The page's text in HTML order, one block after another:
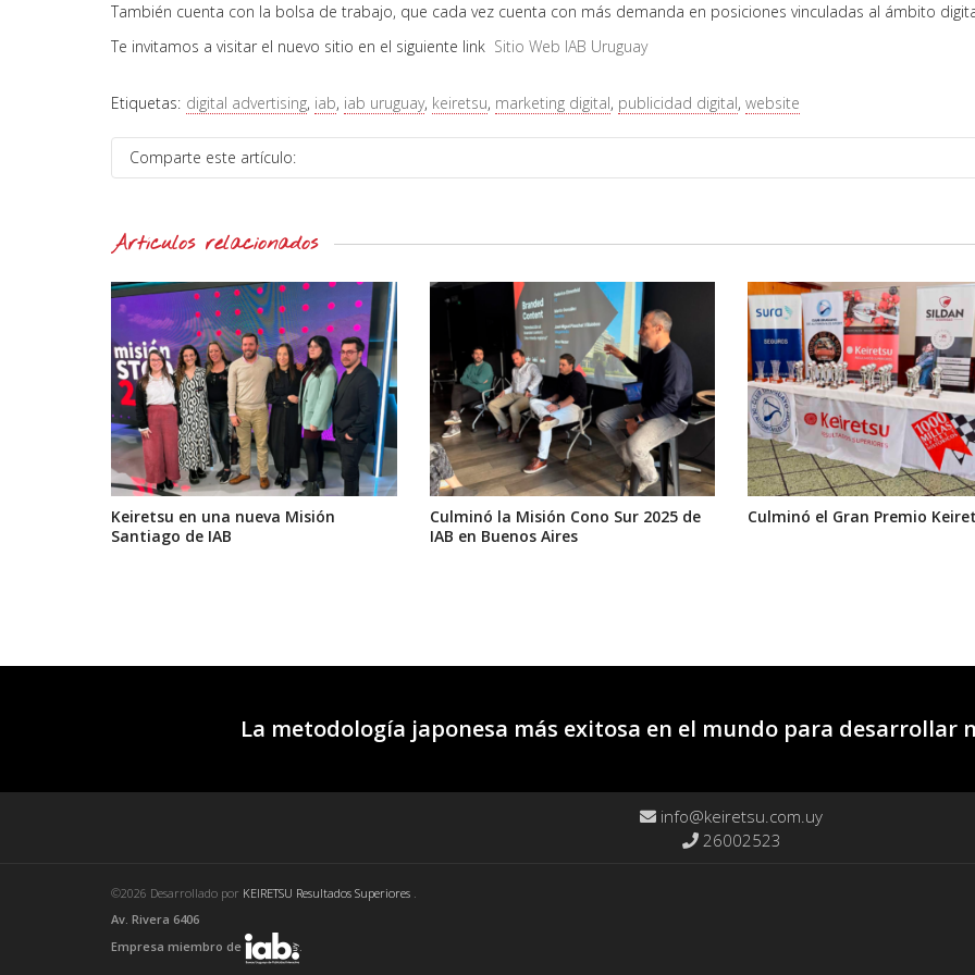
También cuenta con la bolsa de trabajo, que cada vez cuenta con más demanda en posiciones vinculadas al ámbito
Te invitamos a visitar el nuevo sitio en el siguiente link Sitio Web IAB Uruguay
Etiquetas: digital advertising, iab, iab uruguay, keiretsu, marketing digital, publicidad digital, website
Comparte este artículo:
Artículos relacionados
Keiretsu en una nueva Misión
Santiago de IAB
Culminó la Misión Cono Sur 2025 de
IAB en Buenos Aires
Culminó el Gran Premio
La metodología japonesa más exitosa en el mundo para desarrollar
info@keiretsu.com.uy
26002523
©2026 Desarrollado por KEIRETSU Resultados Superiores
Av. Rivera 6406
Empresa miembro de
.